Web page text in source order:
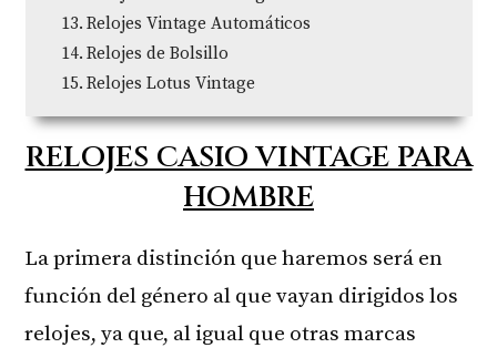
Relojes Vintage Automáticos
Relojes de Bolsillo
Relojes Lotus Vintage
RELOJES CASIO VINTAGE PARA
HOMBRE
La primera distinción que haremos será en
función del género al que vayan dirigidos los
relojes, ya que, al igual que otras marcas